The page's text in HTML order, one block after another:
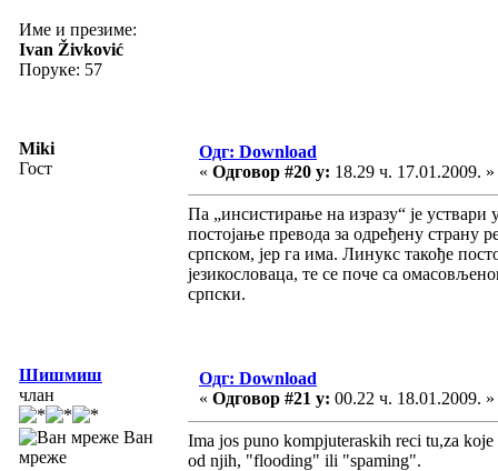
Име и презиме:
Ivan Živković
Поруке: 57
Miki
Гост
Одг: Download
« Одговор #20 у: 18.29 ч. 17.01.2009. »
Па „инсистирање на изразу“ је
постојање превода за одређену
српском, јер га има. Линукс такође
језикословаца, те се поче са
српски.
Шишмиш
члан
Ван
мреже
Одг: Download
« Одговор #21 у: 00.22 ч. 18.01.2009. »
Ima jos puno kompjuteraskih reci tu,za
od njih, "flooding" ili "spaming".